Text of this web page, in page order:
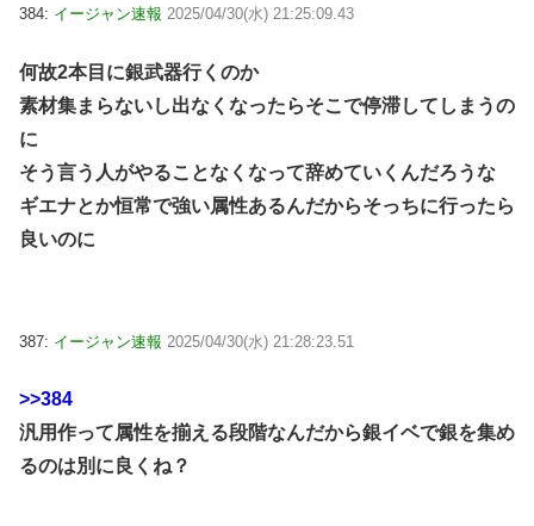
384: イージャン速報 2025/04/30(水) 21:25:09.43
何故2本目に銀武器行くのか
素材集まらないし出なくなったらそこで停滞してしまうの
に
そう言う人がやることなくなって辞めていくんだろうな
ギエナとか恒常で強い属性あるんだからそっちに行ったら
良いのに
387: イージャン速報 2025/04/30(水) 21:28:23.51
>>384
汎用作って属性を揃える段階なんだから銀イベで銀を集め
るのは別に良くね？